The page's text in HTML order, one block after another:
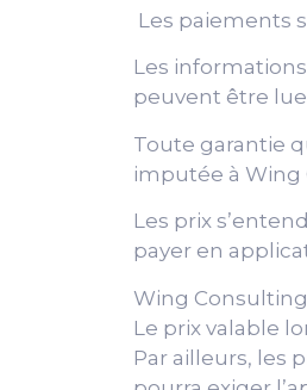
Les paiements
Les
peuvent être
Toute garantie
imputée à Wing
Les prix
payer en
Wing
Le prix valable
Par ailleurs, les